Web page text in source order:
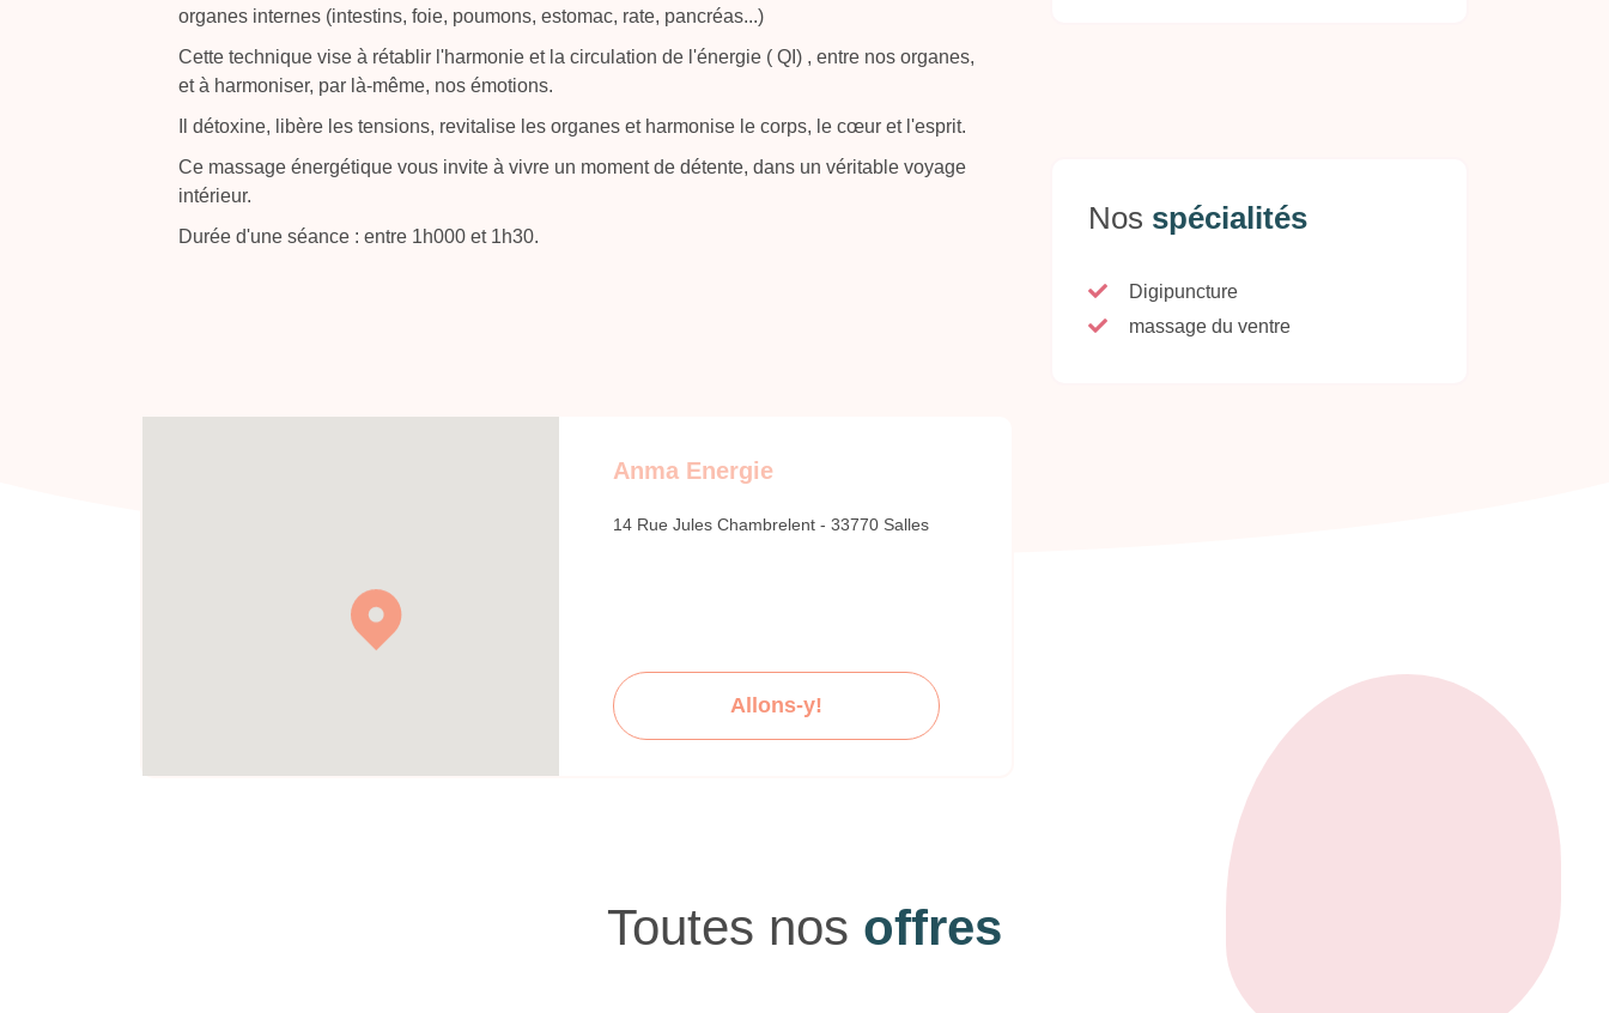
organes internes (intestins, foie, poumons, estomac, rate, pancréas...)
Cette technique vise à rétablir l'harmonie et la circulation de l'énergie ( QI) , entre nos organes,
et à harmoniser, par là-même, nos émotions.
Il détoxine, libère les tensions, revitalise les organes et harmonise le corps, le cœur et l'esprit.
Ce massage énergétique vous invite à vivre un moment de détente, dans un véritable voyage
intérieur.
Durée d'une séance : entre 1h000 et 1h30.
Anma Energie
14 Rue Jules Chambrelent - 33770 Salles
Allons-y!
Nos spécialités
Digipuncture
massage du ventre
Toutes nos offres